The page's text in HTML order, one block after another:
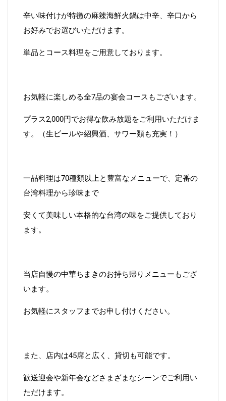
辛い味付けが特徴の麻辣海鮮火鍋は中辛、辛口から
お好みでお選びいただけます。
単品とコース料理をご用意しております。
お気軽に楽しめる全7品の宴会コースもございます。
プラス2,000円でお得な飲み放題をご利用いただけま
す。（生ビールや紹興酒、サワー類も充実！）
一品料理は70種類以上と豊富なメニューで、定番の
台湾料理から珍味まで
安くて美味しい本格的な台湾の味をご提供しており
ます。
当店自慢の中華ちまきのお持ち帰りメニューもござ
います。
お気軽にスタッフまでお申し付けください。
また、店内は45席と広く、貸切も可能です。
歓送迎会や新年会などさまざまなシーンでご利用い
ただけます。